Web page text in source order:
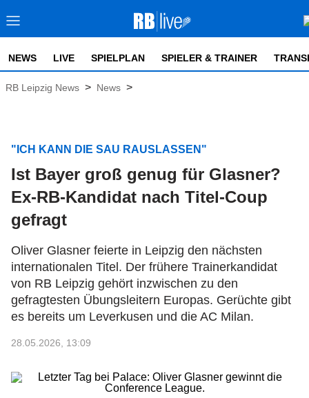
NEWS LIVE SPIELPLAN SPIELER & TRAINER
RB Leipzig News > News >
"ICH KANN DIE SAU RAUSLASSEN"
Ist Bayer groß genug für Glasner?
Ex-RB-Kandidat nach Titel-Coup
gefragt
Oliver Glasner feierte in Leipzig den nächsten
internationalen Titel. Der frühere Trainerkandidat
von RB Leipzig gehört inzwischen zu den
gefragtesten Übungsleitern Europas. Gerüchte gibt
es bereits um Leverkusen und die AC Milan.
28.05.2026, 13:09